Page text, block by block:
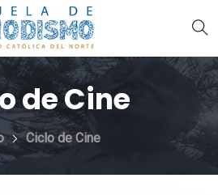
de Cine
Ciclo de Cine